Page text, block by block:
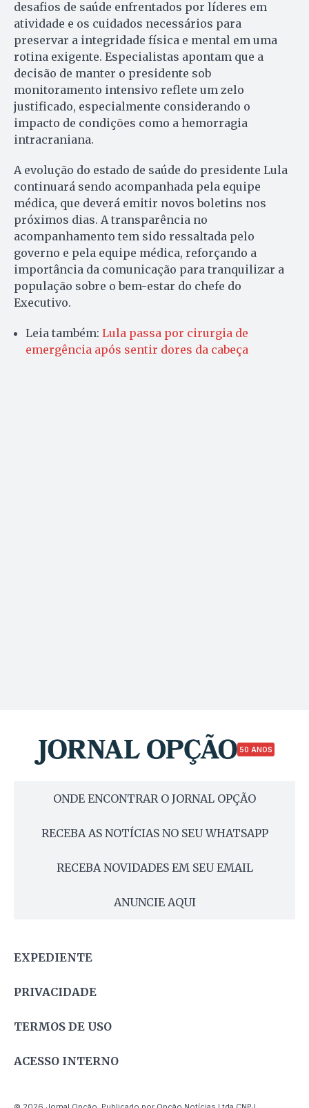
desafios de saúde enfrentados por líderes em
atividade e os cuidados necessários para
preservar a integridade física e mental em uma
rotina exigente. Especialistas apontam que a
decisão de manter o presidente sob
monitoramento intensivo reflete um zelo
justificado, especialmente considerando o
impacto de condições como a hemorragia
intracraniana.
A evolução do estado de saúde do presidente Lula
continuará sendo acompanhada pela equipe
médica, que deverá emitir novos boletins nos
próximos dias. A transparência no
acompanhamento tem sido ressaltada pelo
governo e pela equipe médica, reforçando a
importância da comunicação para tranquilizar a
população sobre o bem-estar do chefe do
Executivo.
Leia também: Lula passa por cirurgia de
emergência após sentir dores da cabeça
50 ANOS
ONDE ENCONTRAR O JORNAL OPÇÃO
RECEBA AS NOTÍCIAS NO SEU WHATSAPP
RECEBA NOVIDADES EM SEU EMAIL
ANUNCIE AQUI
EXPEDIENTE
PRIVACIDADE
TERMOS DE USO
ACESSO INTERNO